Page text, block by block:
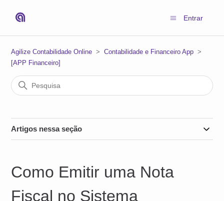
Entrar
Agilize Contabilidade Online
Contabilidade e Financeiro App
[APP Financeiro]
Artigos nessa seção
Como Emitir uma Nota
Fiscal no Sistema